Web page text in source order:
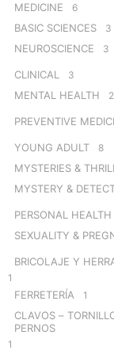
MEDICINE 6
BASIC SCIENCES 3
NEUROSCIENCE 3
CLINICAL 3
MENTAL HEALTH 2
PREVENTIVE
YOUNG ADULT 8
MYSTERIES &
MYSTERY &
PERSONAL HEALTH
SEXUALITY &
BRICOLAJE Y
1
FERRETERÍA 1
CLAVOS –
PERNOS
1